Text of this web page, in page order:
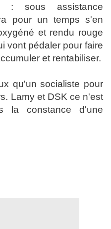
: sous assistance
pour un temps s'en
et rendu rouge
vont pédaler pour faire
et rentabiliser.
qu'un socialiste pour
Lamy et DSK ce n'est
la constance d'une